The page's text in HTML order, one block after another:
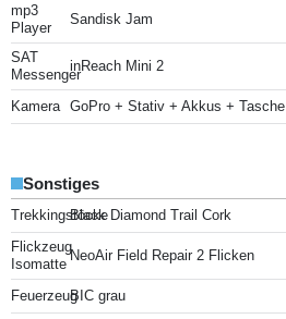
mp3
Player
Sandisk Jam
SAT
Messenger
inReach Mini 2
Kamera GoPro + Stativ + Akkus + Tasche
Sonstiges
TrekkingstöckeBlack Diamond Trail Cork
Flickzeug
Isomatte
NeoAir Field Repair 2 Flicken
FeuerzeugBIC grau